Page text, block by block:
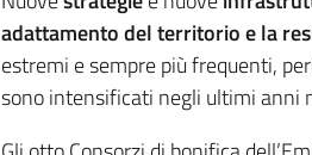
adattamento del territorio e la
estremi e sempre più frequenti,
sono intensificati negli ultimi anni